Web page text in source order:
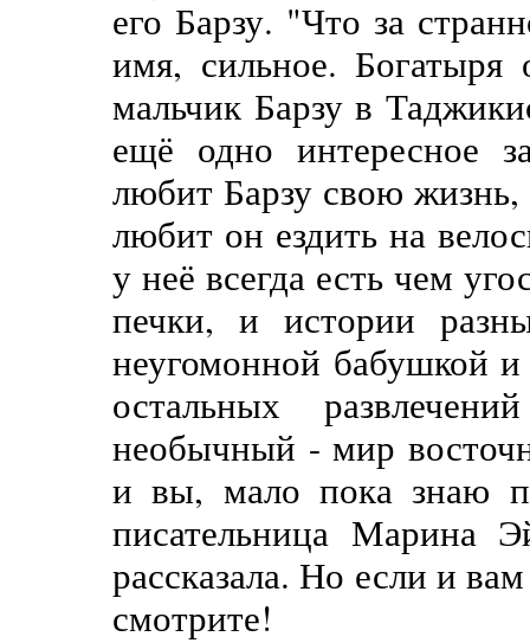
его Барзу. "Что за
имя, сильное. Богатыря
мальчик Барзу в
ещё одно интересное
любит Барзу свою
любит он ездить на
у неё всегда есть чем
печки, и истории
неугомонной бабушкой
остальных
необычный - мир
и вы, мало пока знаю
писательница Марина
рассказала. Но если и
смотрите!